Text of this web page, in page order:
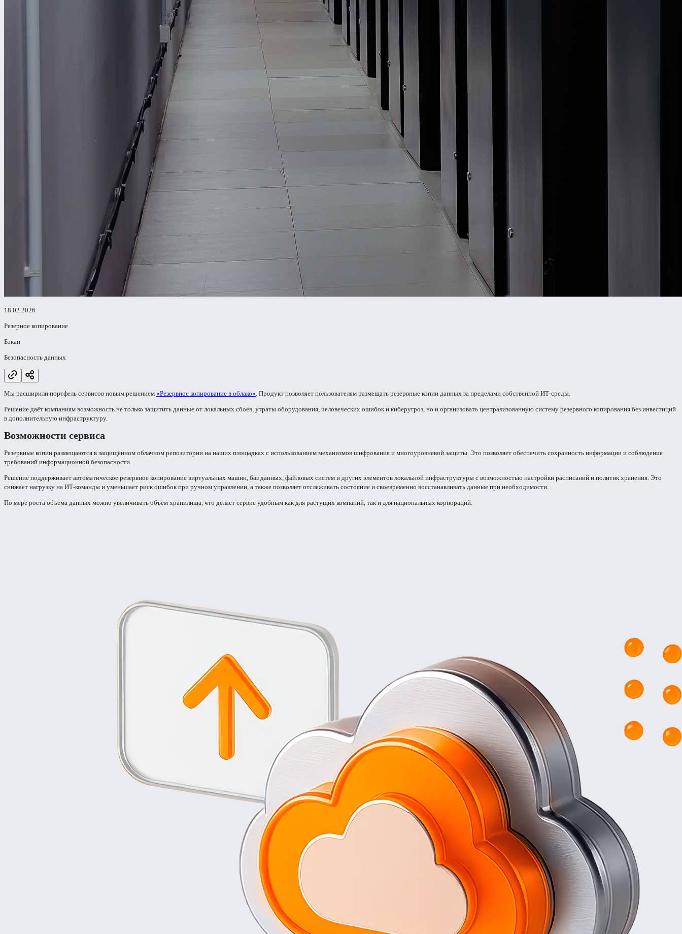
18.02.2026
Резерное копирование
Бэкап
Безопасность данных
Мы расширили портфель сервисов новым решением «Резервное копирование в облако» . Продукт позволяет пользователям размещать резервные копии данных за пределами собственной ИТ-среды.
Решение даёт компаниям возможность не только защитить данные от локальных сбоев, утраты оборудования, человеческих ошибок и киберугроз, но и организовать централизованную систему резервного копирования без инвестиций
в дополнительную инфраструктуру.
Возможности сервиса
Резервные копии размещаются в защищённом облачном репозитории на наших площадках с использованием механизмов шифрования и многоуровневой защиты. Это позволяет обеспечить сохранность информации и соблюдение
требований информационной безопасности.
Решение поддерживает автоматическое резервное копирование виртуальных машин, баз данных, файловых систем и других элементов локальной инфраструктуры с возможностью настройки расписаний и политик хранения. Это
снижает нагрузку на ИТ-команды и уменьшает риск ошибок при ручном управлении, а также позволяет отслеживать состояние и своевременно восстанавливать данные при необходимости.
По мере роста объёма данных можно увеличивать объём хранилища, что делает сервис удобным как для растущих компаний, так и для национальных корпораций.